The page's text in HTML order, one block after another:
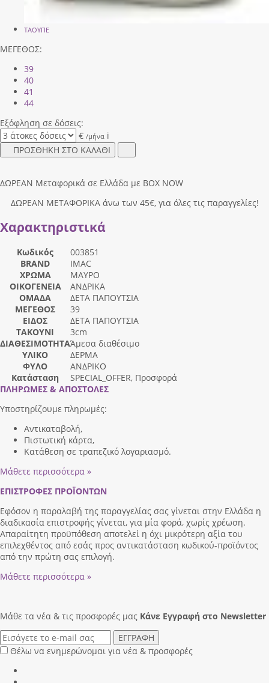
ΤΑΟΥΠΕ
ΜΕΓΕΘΟΣ:
39
40
41
44
Εξόφληση σε δόσεις:
€ /μήνα i
ΠΡΟΣΘΗΚΗ ΣΤΟ ΚΑΛΑΘΙ
ΔΩΡΕΑΝ Μεταφορικά σε Ελλάδα με BOX NOW
ΔΩΡΕΑΝ ΜΕΤΑΦΟΡΙΚΑ άνω των 45€, για όλες τις παραγγελίες!
Χαρακτηριστικά
Κωδικός
003851
BRAND
IMAC
ΧΡΩΜΑ
ΜΑΥΡΟ
ΟΙΚΟΓΕΝΕΙΑ
ΑΝΔΡΙΚΑ
ΟΜΑΔΑ
ΔΕΤΑ ΠΑΠΟΥΤΣΙΑ
ΜΕΓΕΘΟΣ
39
ΕΙΔΟΣ
ΔΕΤΑ ΠΑΠΟΥΤΣΙΑ
ΤΑΚΟΥΝΙ
3cm
ΔΙΑΘΕΣΙΜΟΤΗΤΑΆμεσα διαθέσιμο
ΥΛΙΚΟ
ΔΕΡΜΑ
ΦΥΛΟ
ΑΝΔΡΙΚΟ
Κατάσταση
SPECIAL_OFFER, Προσφορά
ΠΛΗΡΩΜΕΣ & ΑΠΟΣΤΟΛΕΣ
Υποστηρίζουμε πληρωμές:
Αντικαταβολή,
Πιστωτική κάρτα,
Κατάθεση σε τραπεζικό λογαριασμό.
Μάθετε περισσότερα »
ΕΠΙΣΤΡΟΦΕΣ ΠΡΟΪΟΝΤΩΝ
Εφόσον η παραλαβή της παραγγελίας σας γίνεται στην Ελλάδα η
διαδικασία επιστροφής γίνεται, για μία φορά, χωρίς χρέωση.
Απαραίτητη προϋπόθεση αποτελεί η όχι μικρότερη αξία του
επιλεχθέντος από εσάς προς αντικατάσταση κωδικού-προϊόντος
από την πρώτη σας επιλογή.
Μάθετε περισσότερα »
Μάθε τα νέα & τις προσφορές μας Κάνε Eγγραφή στο Newsletter
ΕΓΓΡΑΦΗ
Θέλω να ενημερώνομαι για νέα & προσφορές